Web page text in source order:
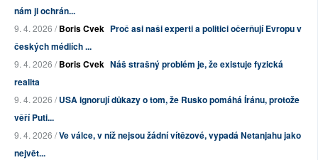
nám ji ochrán...
9. 4. 2026 /Boris Cvek Proč asi naši experti a politici očerňují Evropu v
českých médiích ...
9. 4. 2026 /Boris Cvek Náš strašný problém je, že existuje fyzická
realita
9. 4. 2026 /USA ignorují důkazy o tom, že Rusko pomáhá Íránu, protože
věří Puti...
9. 4. 2026 /Ve válce, v níž nejsou žádní vítězové, vypadá Netanjahu jako
největ...